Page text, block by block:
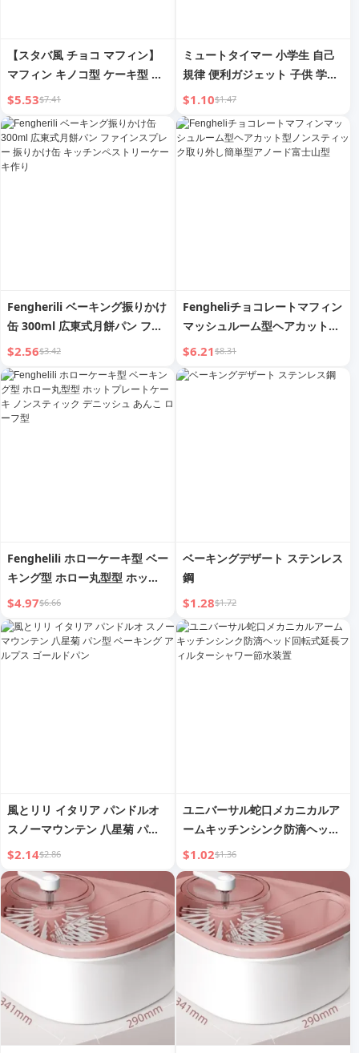
【スタバ風 チョコ マフィン】
マフィン キノコ型 ケーキ型 ノ
ンスティック 取り外し簡単 型
アノード マウント 富士
$5.53$7.41
ミュートタイマー 小学生 自己
規律 便利ガジェット 子供 学習
専用 タイミング キッチン リマ
インダー カウントダウン スト
ップウォッチ
$1.10$1.47
Fengherili ベーキング振りかけ
缶 300ml 広東式月餅パン ファ
インスプレー 振りかけ缶 キッ
チンペストリーケーキ作り
$2.56$3.42
Fengheliチョコレートマフィン
マッシュルーム型ヘアカット型
ノンスティック取り外し簡単型
アノード富士山型
$6.21$8.31
Fenghelili ホローケーキ型 ベー
キング型 ホロー丸型型 ホット
プレートケーキ ノンスティック
デニッシュ あんこ ローフ型
$4.97$6.66
ベーキングデザート ステンレス
鋼
$1.28$1.72
風とリリ イタリア パンドルオ
スノーマウンテン 八星菊 パン
型 ベーキング アルプス ゴール
ドパン
$2.14$2.86
ユニバーサル蛇口メカニカルア
ームキッチンシンク防滴ヘッド
回転式延長フィルターシャワー
節水装置
$1.02$1.36